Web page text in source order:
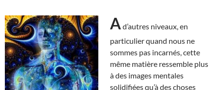
A d’autres niveaux, en
particulier quand nous ne
sommes pas incarnés, cette
même matière ressemble plus
à des images mentales
solidifiées qu’à des choses